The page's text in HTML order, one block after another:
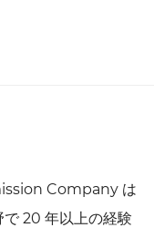
Company は
20 年以上の経験